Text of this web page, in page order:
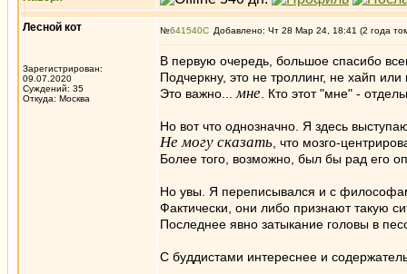
Лесной кот
Зарегистрирован:
09.07.2020
Суждений: 35
Откуда: Москва
№641540 Добавлено: Чт 28 Мар 24, 18:41 (2 года
В первую очередь, большое спасибо
Подчеркну, это не троллинг, не хайп
Это важно... мне . Кто этот "мне" -
Но вот что однозначно. Я здесь
Не могу сказать , что мозго-
Более того, возможно, был бы рад его
Но увы. Я переписывался и с
Фактически, они либо признают такую
Последнее явно затыкание головы в
С буддистами интереснее и